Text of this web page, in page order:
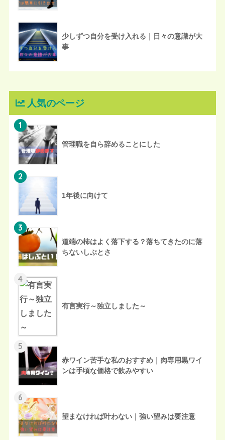
少しずつ自分を受け入れる｜日々の意識が大
事
人気のページ
1
管理職を自ら辞めることにした
2
1年後に向けて
3
道端の柿はよく落下する？落ちてきたのに落
ちないしぶとさ
4
有言実行～独立しました～
5
赤ワイン苦手な私のおすすめ｜肉専用黒ワイ
ンは手頃な価格で飲みやすい
6
望まなければ叶わない｜強い望みは要注意